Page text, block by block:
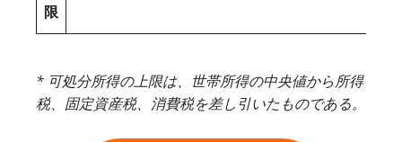
限
* 可処分所得の上限は、世帯所得の中央値から所得
税、固定資産税、消費税を差し引いたものである。